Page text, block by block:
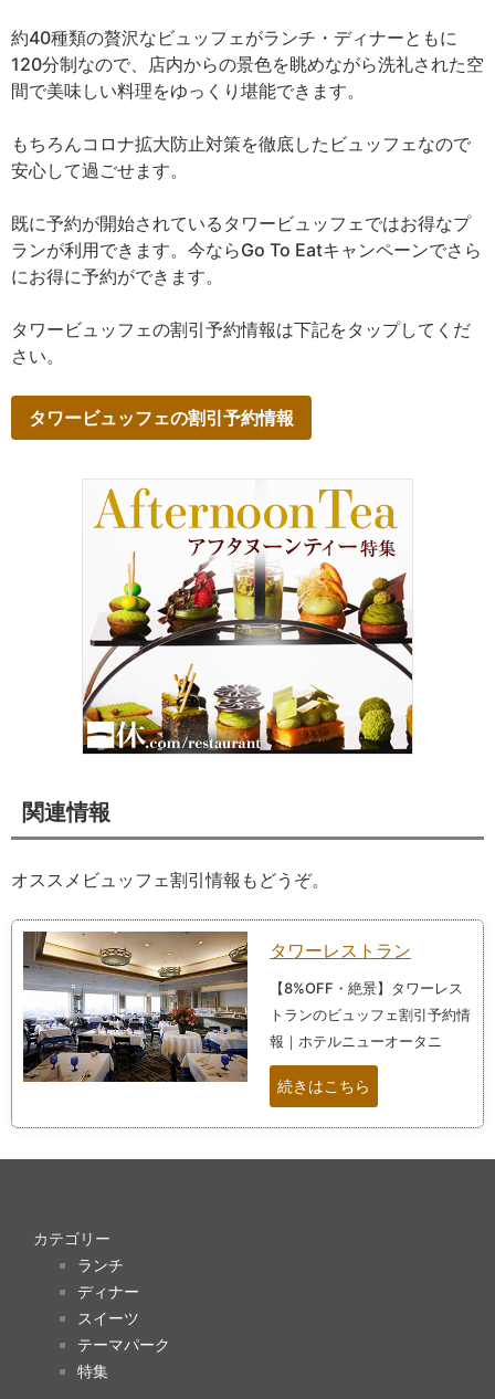
約40種類の贅沢なビュッフェがランチ・ディナーともに
120分制なので、店内からの景色を眺めながら洗礼された空
間で美味しい料理をゆっくり堪能できます。
もちろんコロナ拡大防止対策を徹底したビュッフェなので
安心して過ごせます。
既に予約が開始されているタワービュッフェではお得なプ
ランが利用できます。今ならGo To Eatキャンペーンでさら
にお得に予約ができます。
タワービュッフェの割引予約情報は下記をタップしてくだ
さい。
タワービュッフェの割引予約情報
関連情報
オススメビュッフェ割引情報もどうぞ。
タワーレストラン
【8%OFF・絶景】タワーレス
トランのビュッフェ割引予約情
報｜ホテルニューオータニ
続きはこちら
カテゴリー
ランチ
ディナー
スイーツ
テーマパーク
特集